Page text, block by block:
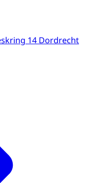
14 Dordrecht